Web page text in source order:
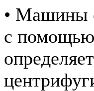
• Машины
с помощью